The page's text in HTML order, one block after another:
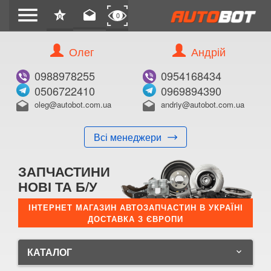
menu star
0 drafts 0
Олег
0988978255
0506722410
drafts oleg@autobot.com.ua
Всі менеджери
Андрій
0954168434
0969894390
drafts andriy@autobot.com.ua
ЗАПЧАСТИНИ
НОВІ ТА Б/У
ІНТЕРНЕТ МАГАЗИН АВТОЗАПЧАСТИН В УКРАЇНІ
ДОСТАВКА З ЄВРОПИ
КАТАЛОГ keyboard_arrow_down